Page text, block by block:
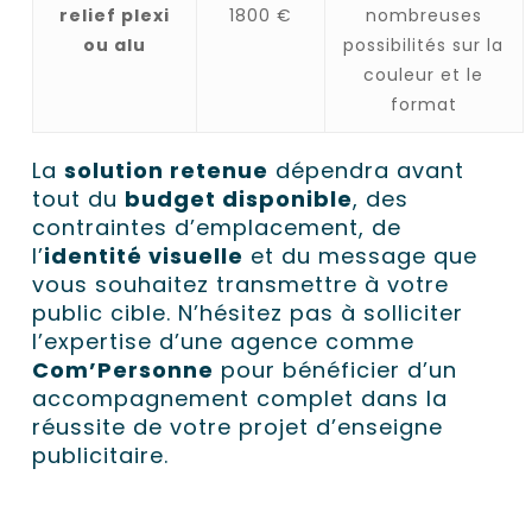
relief plexi
ou alu
1800 €
nombreuses
possibilités sur la
couleur et le
format
La solution retenue dépendra avant
tout du budget disponible, des
contraintes d’emplacement, de
l’identité visuelle et du message que
vous souhaitez transmettre à votre
public cible. N’hésitez pas à solliciter
l’expertise d’une agence comme
Com’Personne pour bénéficier d’un
accompagnement complet dans la
réussite de votre projet d’enseigne
publicitaire.